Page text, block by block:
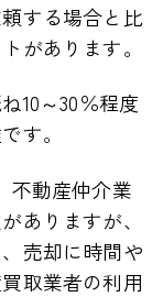
する場合と比
があります。
10～30％程度
す。
不動産仲介業
ありますが、
売却に時間や
取業者の利用